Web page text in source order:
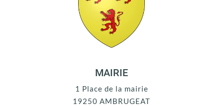
MAIRIE
1 Place de la mairie
19250 AMBRUGEAT